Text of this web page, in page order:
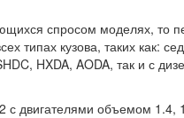
спросом моделях, то
кузова, таких как:
HXDA, AODA, так и с
с двигателями объемом